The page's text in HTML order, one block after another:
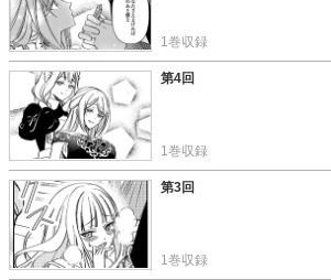
この話を読む
1巻収録
この話を読む
第4回
1巻収録
この話を読む
第3回
1巻収録